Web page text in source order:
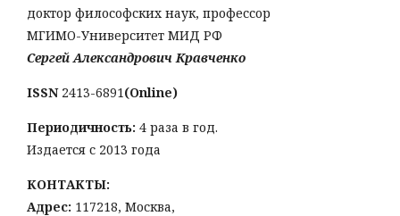
доктор философских наук, профессор
МГИМО-Университет МИД РФ
Сергей Александрович Кравченко
ISSN 2413-6891(Online)
Периодичность: 4 раза в год.
Издается с 2013 года
КОНТАКТЫ:
Адрес: 117218, Москва,